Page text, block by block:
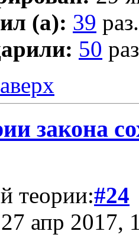
(а): 39 раз.
50
закона
теории:#24
апр 2017,